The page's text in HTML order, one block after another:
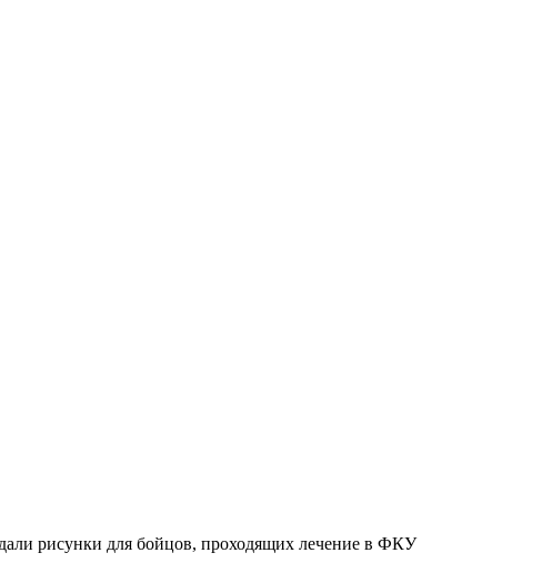
рисунки для бойцов, проходящих лечение в ФКУ